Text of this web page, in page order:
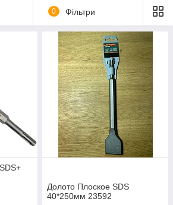
0 Фільтри
Долото Плоское SDS
40*250мм 23592